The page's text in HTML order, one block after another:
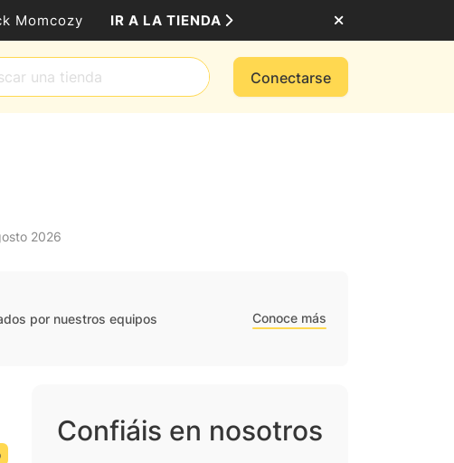
Momcozy IR A LA TIENDA
Conectarse
2026
por nuestros equipos Conoce más
Confiáis en nosotros